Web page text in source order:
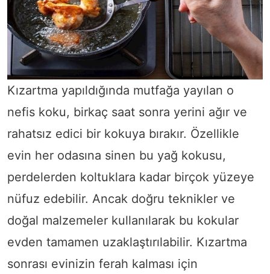
Kızartma yapıldığında mutfağa yayılan o
nefis koku, birkaç saat sonra yerini ağır ve
rahatsız edici bir kokuya bırakır. Özellikle
evin her odasına sinen bu yağ kokusu,
perdelerden koltuklara kadar birçok yüzeye
nüfuz edebilir. Ancak doğru teknikler ve
doğal malzemeler kullanılarak bu kokular
evden tamamen uzaklaştırılabilir. Kızartma
sonrası evinizin ferah kalması için